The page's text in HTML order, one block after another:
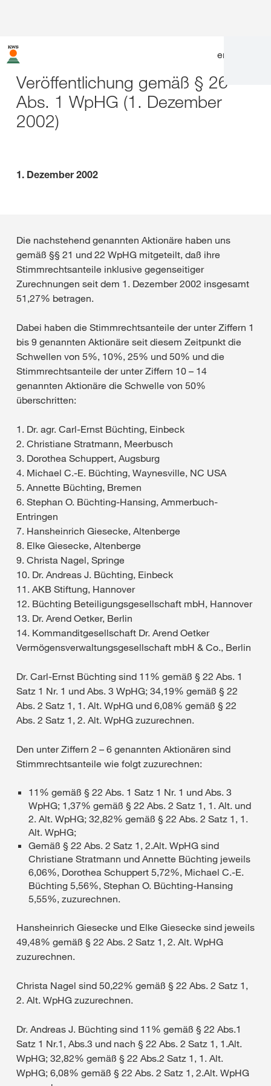
en
Veröffentlichung gemäß § 26
Abs. 1 WpHG (1. Dezember
2002)
1. Dezember 2002
Die nachstehend genannten Aktionäre haben uns
gemäß §§ 21 und 22 WpHG mitgeteilt, daß ihre
Stimmrechtsanteile inklusive gegenseitiger
Zurechnungen seit dem 1. Dezember 2002 insgesamt
51,27% betragen.
Dabei haben die Stimmrechtsanteile der unter Ziffern 1
bis 9 genannten Aktionäre seit diesem Zeitpunkt die
Schwellen von 5%, 10%, 25% und 50% und die
Stimmrechtsanteile der unter Ziffern 10 – 14
genannten Aktionäre die Schwelle von 50%
überschritten:
1. Dr. agr. Carl-Ernst Büchting, Einbeck
2. Christiane Stratmann, Meerbusch
3. Dorothea Schuppert, Augsburg
4. Michael C.-E. Büchting, Waynesville, NC USA
5. Annette Büchting, Bremen
6. Stephan O. Büchting-Hansing, Ammerbuch-
Entringen
7. Hansheinrich Giesecke, Altenberge
8. Elke Giesecke, Altenberge
9. Christa Nagel, Springe
10. Dr. Andreas J. Büchting, Einbeck
11. AKB Stiftung, Hannover
12. Büchting Beteiligungsgesellschaft mbH, Hannover
13. Dr. Arend Oetker, Berlin
14. Kommanditgesellschaft Dr. Arend Oetker
Vermögensverwaltungsgesellschaft mbH & Co., Berlin
Dr. Carl-Ernst Büchting sind 11% gemäß § 22 Abs. 1
Satz 1 Nr. 1 und Abs. 3 WpHG; 34,19% gemäß § 22
Abs. 2 Satz 1, 1. Alt. WpHG und 6,08% gemäß § 22
Abs. 2 Satz 1, 2. Alt. WpHG zuzurechnen.
Den unter Ziffern 2 – 6 genannten Aktionären sind
Stimmrechtsanteile wie folgt zuzurechnen:
11% gemäß § 22 Abs. 1 Satz 1 Nr. 1 und Abs. 3
WpHG; 1,37% gemäß § 22 Abs. 2 Satz 1, 1. Alt. und
2. Alt. WpHG; 32,82% gemäß § 22 Abs. 2 Satz 1, 1.
Alt. WpHG;
Gemäß § 22 Abs. 2 Satz 1, 2.Alt. WpHG sind
Christiane Stratmann und Annette Büchting jeweils
6,06%, Dorothea Schuppert 5,72%, Michael C.-E.
Büchting 5,56%, Stephan O. Büchting-Hansing
5,55%, zuzurechnen.
Hansheinrich Giesecke und Elke Giesecke sind jeweils
49,48% gemäß § 22 Abs. 2 Satz 1, 2. Alt. WpHG
zuzurechnen.
Christa Nagel sind 50,22% gemäß § 22 Abs. 2 Satz 1,
2. Alt. WpHG zuzurechnen.
Dr. Andreas J. Büchting sind 11% gemäß § 22 Abs.1
Satz 1 Nr.1, Abs.3 und nach § 22 Abs. 2 Satz 1, 1.Alt.
WpHG; 32,82% gemäß § 22 Abs.2 Satz 1, 1. Alt.
WpHG; 6,08% gemäß § 22 Abs. 2 Satz 1, 2.Alt. WpHG